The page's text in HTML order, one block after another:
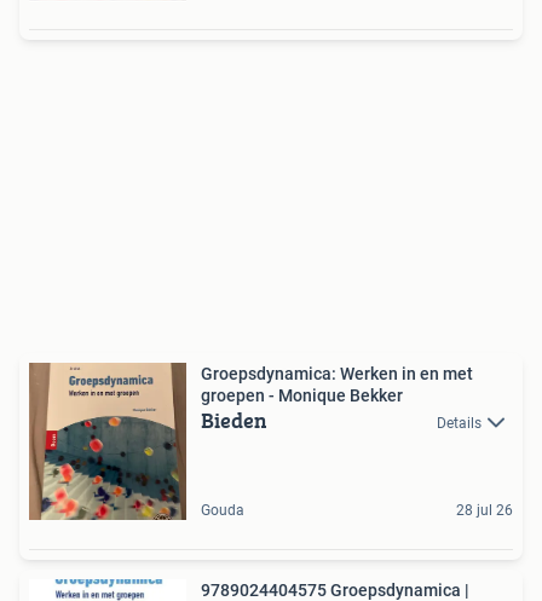
Groepsdynamica: Werken in en met
groepen - Monique Bekker
Bieden Details
Gouda 28 jul 26
9789024404575 Groepsdynamica |